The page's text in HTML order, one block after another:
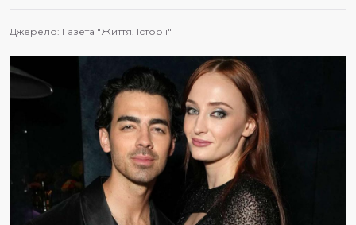
Джерело: Газета "Життя. Історії"